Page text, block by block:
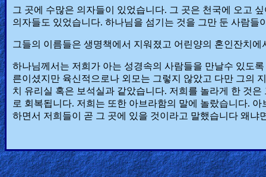
그 곳에 수많은 의자들이 있었습니다. 그 곳은 천국에 오고
의자들도 있었습니다. 하나님을 섬기는 것을 그만 둔 사람들
그들의 이름들은 생명책에서 지워졌고 어린양의 혼인잔치에
하나님께서는 저희가 아는 성경속의 사람들을 만날수 있도
른이셨지만 육신적으로나 외모는 그렇지 않았고 다만 그의
치 유리실 혹은 보석실과 같았습니다. 저희를 놀라게 한 것
로 회복됩니다. 저희는 또한 아브라함의 말에 놀랐습니다.
하면서 저희들이 곧 그 곳에 있을 것이라고 말했습니다 왜